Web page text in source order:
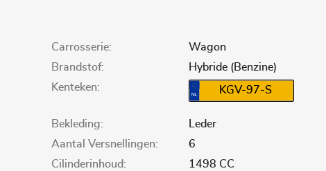
Carrosserie:
Wagon
Brandstof:
Hybride (Benzine)
Kenteken:
KGV-97-S
Bekleding: Leder
Aantal Versnellingen:
6
Cilinderinhoud:
1498 CC